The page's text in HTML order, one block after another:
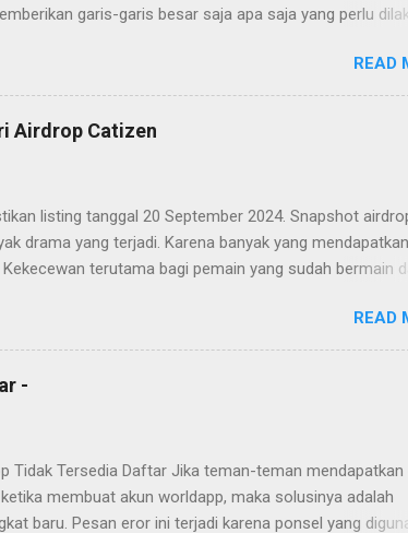
garis-garis besar saja apa saja yang perlu
READ
Airdrop Catizen
listing tanggal 20 September 2024. Snapshot
drama yang terjadi. Karena banyak yang
terutama bagi pemain yang sudah bermain
juga yang senang dengan hasil airdrop, karena
banyaknya dana yang dikeluarkan selama
ini beberapa pelajaran yang bisa diambil dari airdrop
READ
-
Tidak Tersedia Daftar Jika teman-teman
membuat akun worldapp, maka solusinya adalah
baru. Pesan eror ini terjadi karena ponsel yang